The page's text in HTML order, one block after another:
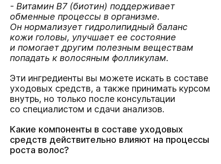
- Витамин B7 (биотин) поддерживает
обменные процессы в организме.
Он нормализует гидролипидный баланс
кожи головы, улучшает ее состояние
и помогает другим полезным веществам
попадать к волосяным фолликулам.
Эти ингредиенты вы можете искать в составе
уходовых средств, а также принимать курсом
внутрь, но только после консультации
со специалистом и сдачи анализов.
Какие компоненты в составе уходовых
средств действительно влияют на процессы
роста волос?